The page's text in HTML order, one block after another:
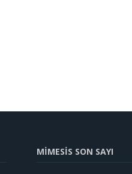
MİMESİS SON SAYI